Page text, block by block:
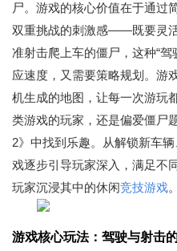
尸。游戏的核心价值在于通过
双重挑战的刺激感——既要灵
准射击爬上车的僵尸，这种“
应速度，又需要策略规划。游
机生成的地图，让每一次游玩
类游戏的玩家，还是偏爱僵尸
2》中找到乐趣。从解锁新车
戏逐步引导玩家深入，满足不
玩家沉浸其中的休闲竞技游戏。
游戏核心玩法：驾驶与射击